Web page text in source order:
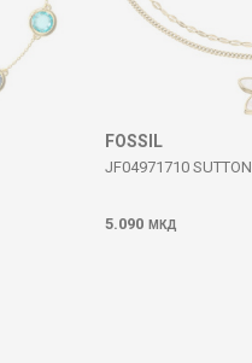
FOSSIL
JF04971710 SUTTON
5.090 МКД